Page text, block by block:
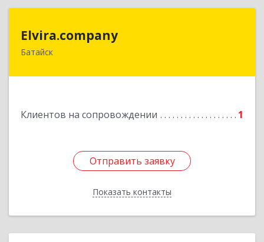
Elvira.company
Батайск
Клиентов на сопровождении 1
Отправить заявку
Показать контакты
Отправить заявку
Назад